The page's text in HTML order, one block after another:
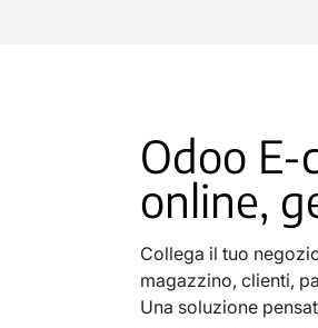
Odoo E-
online,
Collega il tuo
magazzino, clienti,
Una soluzione